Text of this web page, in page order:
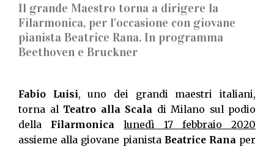
Il grande Maestro torna a dirigere la
Filarmonica, per l'occasione con giovane
pianista Beatrice Rana. In programma
Beethoven e Bruckner
Fabio Luisi, uno dei grandi maestri italiani,
torna al Teatro alla Scala di Milano sul podio
della Filarmonica
lunedì 17 febbraio 2020
assieme alla giovane pianista Beatrice Ranaper